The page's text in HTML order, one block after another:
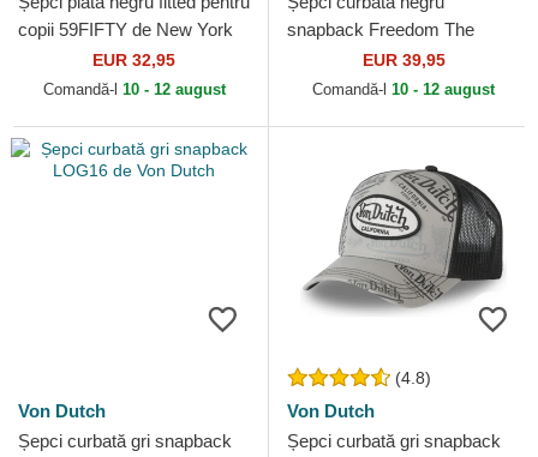
copii 59FIFTY de New York
Yankees MLB de New Era
EUR 32,95
Comandă-l 10 - 12 august
snapback Freedom The
Farm Goorin Bros.
EUR 39,95
Comandă-l 10 - 12 august
Von Dutch
Șepci curbată gri snapback
(4.8)
Von Dutch
Șepci curbată gri snapback